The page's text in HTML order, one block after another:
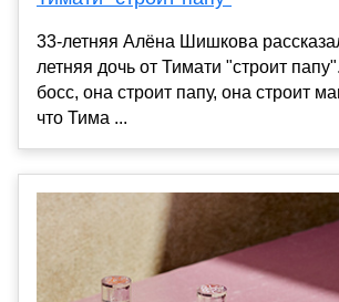
33-летняя Алёна Шишкова
летняя дочь от Тимати "строит
босс, она строит папу, она строит
что Тима ...